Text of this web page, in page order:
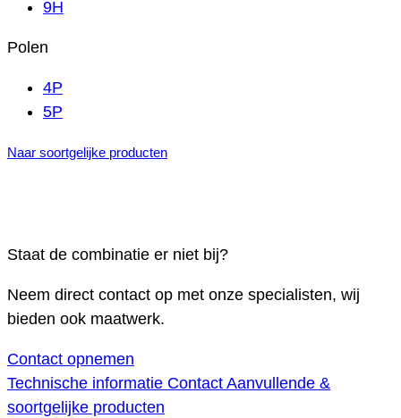
9H
Polen
4P
5P
Naar soortgelijke producten
Staat de combinatie er niet bij?
Neem direct contact op met onze specialisten, wij
bieden ook maatwerk.
Contact opnemen
Technische informatie Contact Aanvullende &
soortgelijke producten